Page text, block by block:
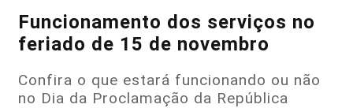
Funcionamento dos serviços no
feriado de 15 de novembro
Confira o que estará funcionando ou não
no Dia da Proclamação da República